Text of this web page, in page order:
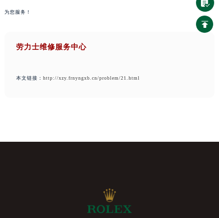
为您服务！
劳力士维修服务中心
本文链接： http://xzy.frnyngxb.cn/problem/21.html